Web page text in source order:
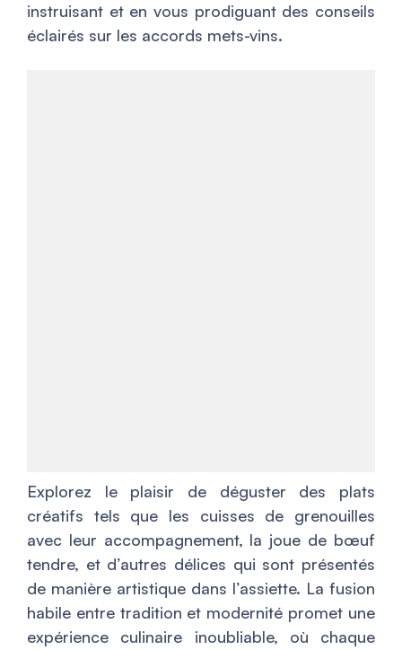
instruisant et en vous prodiguant des conseils
éclairés sur les accords mets-vins.
Explorez le plaisir de déguster des plats
créatifs tels que les cuisses de grenouilles
avec leur accompagnement, la joue de bœuf
tendre, et d’autres délices qui sont présentés
de manière artistique dans l’assiette. La fusion
habile entre tradition et modernité promet une
expérience culinaire inoubliable, où chaque